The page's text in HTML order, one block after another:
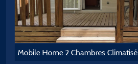
Mobile Home 2 Chambres Climatisé